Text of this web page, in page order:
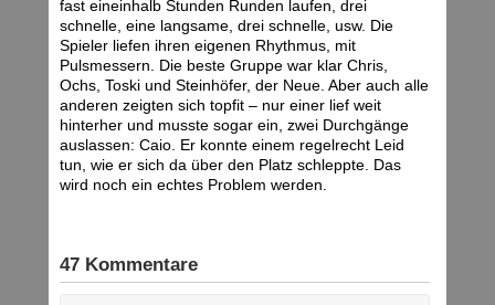
fast eineinhalb Stunden Runden laufen, drei
schnelle, eine langsame, drei schnelle, usw. Die
Spieler liefen ihren eigenen Rhythmus, mit
Pulsmessern. Die beste Gruppe war klar Chris,
Ochs, Toski und Steinhöfer, der Neue. Aber auch alle
anderen zeigten sich topfit – nur einer lief weit
hinterher und musste sogar ein, zwei Durchgänge
auslassen: Caio. Er konnte einem regelrecht Leid
tun, wie er sich da über den Platz schleppte. Das
wird noch ein echtes Problem werden.
47 Kommentare